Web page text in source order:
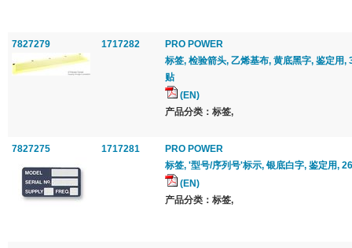
7827279 1717282
PRO POWER
标签, 检验箭头, 乙烯基布, 黄底黑字, 鉴定用
贴
(EN)
产品分类：标签,
7827275 1717281
PRO POWER
标签, '型号/序列号'标示, 银底白字, 鉴定用,
(EN)
产品分类：标签,